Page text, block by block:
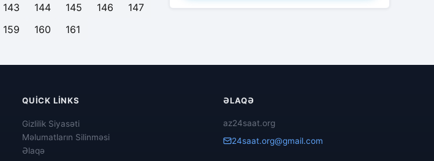
143 144 145 146
147
159 160 161
QUICK LINKS
Gizlilik Siyasəti
Məlumatların Silinməsi
Əlaqə
ƏLAQƏ
az24saat.org
24saat.org@gmail.com